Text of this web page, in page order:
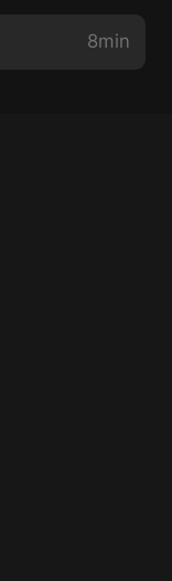
8min